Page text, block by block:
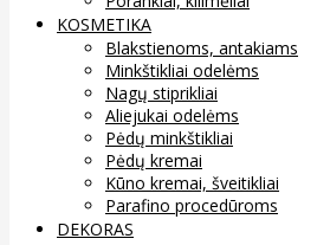
KOSMETIKA
Blakstienoms, antakiams
Minkštikliai odelėms
Nagų stiprikliai
Aliejukai odelėms
Pėdų minkštikliai
Pėdų kremai
Kūno kremai, šveitikliai
Parafino procedūroms
DEKORAS